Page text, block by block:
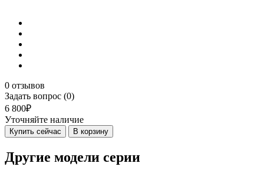
0 отзывов
Задать вопрос (0)
6 800₽
Уточняйте наличие
Купить сейчас В корзину
Другие модели серии